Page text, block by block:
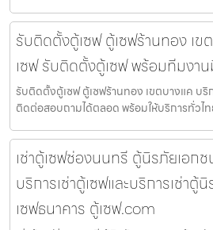
รับติดตั้งตู้เซฟ ตู้เซฟร้านทอง เข
เซฟ รับติดตั้งตู้เซฟ พร้อมทีมงา
รับติดตั้งตู้เซฟ ตู้เซฟร้านทอง เขตบางแค บ
ติดต่อสอบถามได้ตลอด พร้อมให้บริการทั่วไ
เช่าตู้เซฟช่องนนทรี ตู้นิรภัยเอก
บริการเช่าตู้เซฟและบริการเช่า
เซฟธนาคาร ตู้เซฟ.com